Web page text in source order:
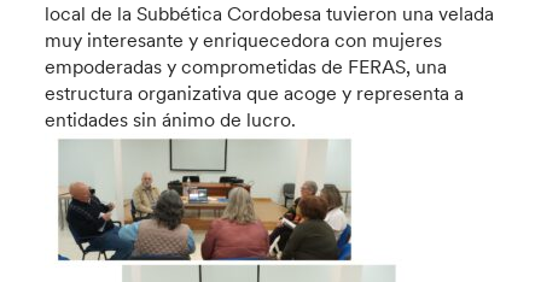
local de la Subbética Cordobesa tuvieron una velada
muy interesante y enriquecedora con mujeres
empoderadas y comprometidas de FERAS, una
estructura organizativa que acoge y representa a
entidades sin ánimo de lucro.